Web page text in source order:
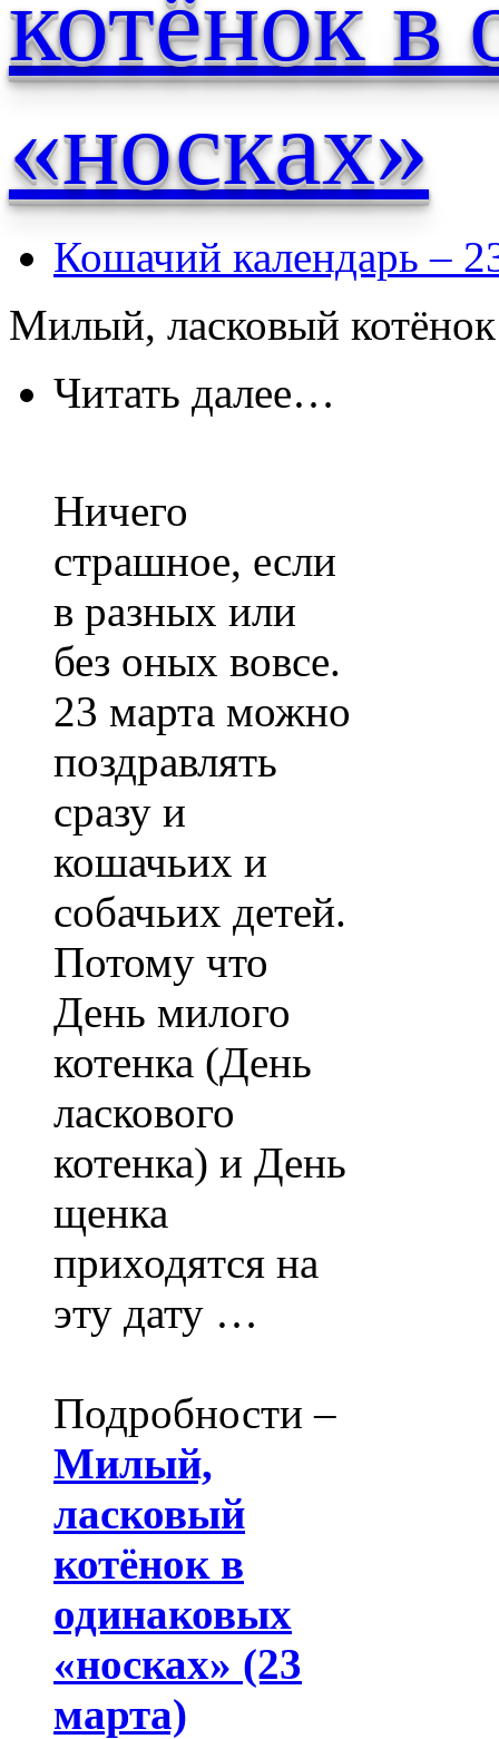
«носках»
Кошачий календарь –
Милый, ласковый
Читать далее…
Ничего
страшное, если
в разных или
без оных вовсе.
23 марта можно
поздравлять
сразу и
кошачьих и
собачьих детей.
Потому что
День милого
котенка (День
ласкового
котенка) и День
щенка
приходятся на
эту дату …
Подробности –
Милый,
ласковый
котёнок в
одинаковых
«носках» (23
марта)